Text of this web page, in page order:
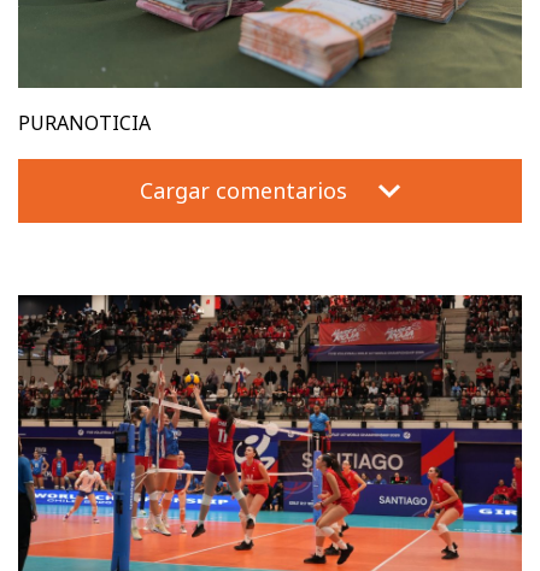
PURANOTICIA
Cargar comentarios